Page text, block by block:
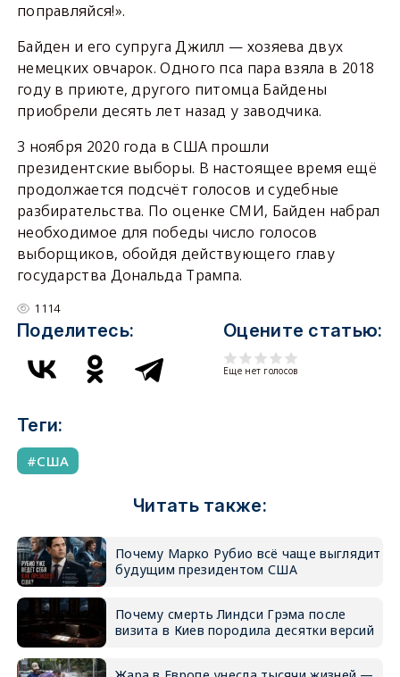
поправляйся!».
Байден и его супруга Джилл — хозяева двух
немецких овчарок. Одного пса пара взяла в 2018
году в приюте, другого питомца Байдены
приобрели десять лет назад у заводчика.
3 ноября 2020 года в США прошли
президентские выборы. В настоящее время ещё
продолжается подсчёт голосов и судебные
разбирательства. По оценке СМИ, Байден набрал
необходимое для победы число голосов
выборщиков, обойдя действующего главу
государства Дональда Трампа.
1114
Поделитесь: Оцените статью:
Еще нет голосов
Теги:
США
Читать также:
Почему Марко Рубио всё чаще выглядит
будущим президентом США
Почему смерть Линдси Грэма после
визита в Киев породила десятки версий